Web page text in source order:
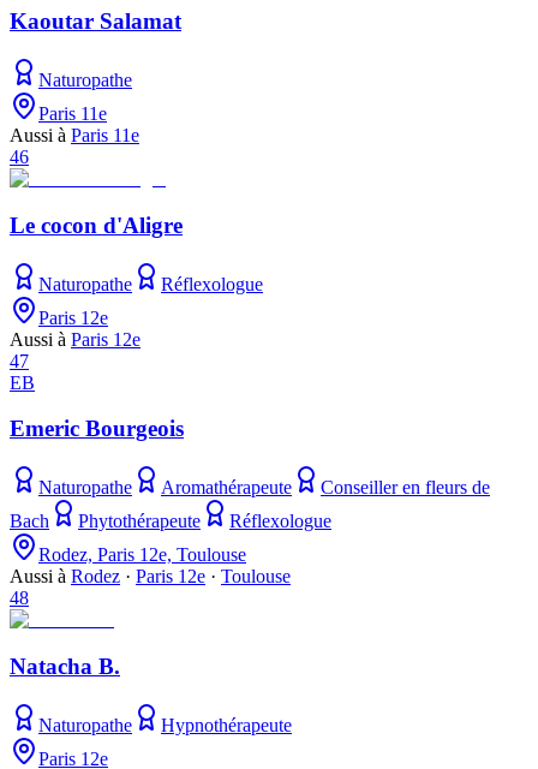
Kaoutar Salamat
Naturopathe
Paris 11e
Aussi à Paris 11e
46
Le cocon d'Aligre
Naturopathe
Réflexologue
Paris 12e
Aussi à Paris 12e
47
EB
Emeric Bourgeois
Naturopathe Aromathérapeute
Conseiller en fleurs de
Bach
Phytothérapeute
Réflexologue
Rodez, Paris 12e, Toulouse
Aussi à Rodez · Paris 12e · Toulouse
48
Natacha B.
Naturopathe
Hypnothérapeute
Paris 12e